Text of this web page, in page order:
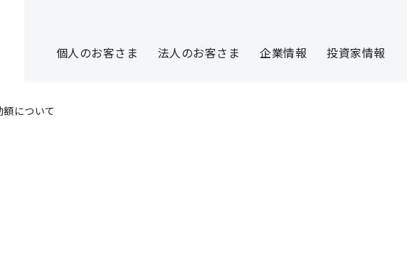
個人のお客さま 法人のお客さま 企業情報 投資家情報
について